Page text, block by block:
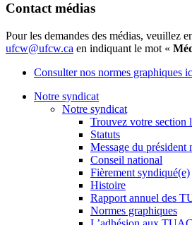
Contact médias
Pour les demandes des médias, veuillez
ufcw@ufcw.ca en indiquant le mot «
Consulter nos normes graphiques
Notre syndicat
Notre syndicat
Trouvez votre section
Statuts
Message du président
Conseil national
Fièrement syndiqué(e)
Histoire
Rapport annuel des
Normes graphiques